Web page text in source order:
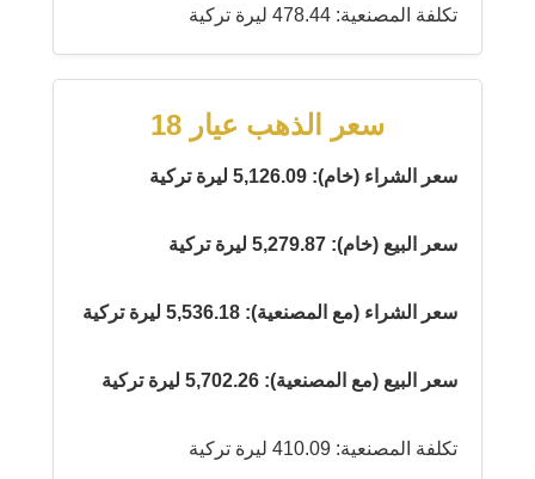
تكلفة المصنعية: 478.44 ليرة تركية
سعر الذهب عيار 18
سعر الشراء (خام): 5,126.09 ليرة تركية
سعر البيع (خام): 5,279.87 ليرة تركية
سعر الشراء (مع المصنعية): 5,536.18 ليرة تركية
سعر البيع (مع المصنعية): 5,702.26 ليرة تركية
تكلفة المصنعية: 410.09 ليرة تركية